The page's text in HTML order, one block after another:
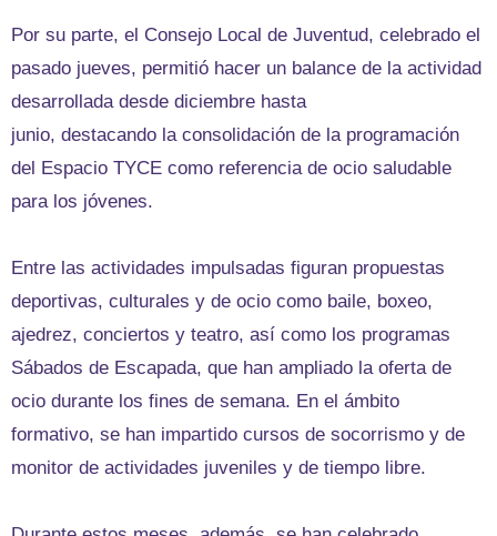
Por su parte, el Consejo Local de Juventud, celebrado el
pasado jueves, permitió hacer un balance de la actividad
desarrollada desde diciembre hasta
junio, destacando la consolidación de la programación
del Espacio TYCE como referencia de ocio saludable
para los jóvenes.
Entre las actividades impulsadas figuran propuestas
deportivas, culturales y de ocio como baile, boxeo,
ajedrez, conciertos y teatro, así como los programas
Sábados de Escapada, que han ampliado la oferta de
ocio durante los fines de semana. En el ámbito
formativo, se han impartido cursos de socorrismo y de
monitor de actividades juveniles y de tiempo libre.